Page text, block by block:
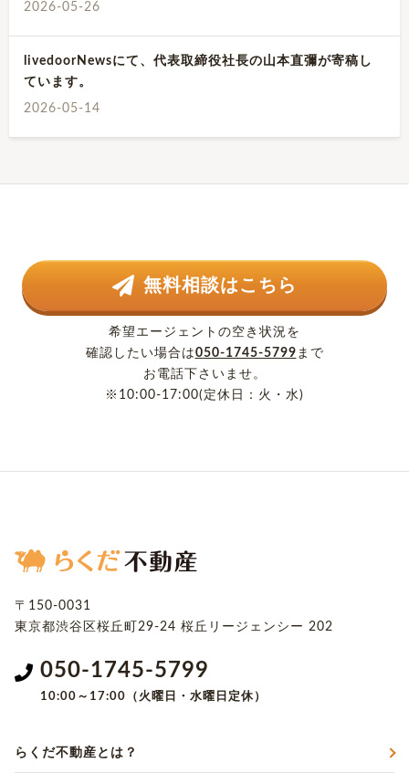
2026-05-26
livedoorNewsにて、代表取締役社長の山本直彌が寄稿し
ています。
2026-05-14
無料相談はこちら
希望エージェントの空き状況を
確認したい場合は050-1745-5799 まで
お電話下さいませ。
※10:00-17:00(定休日：火・水)
〒150-0031
東京都渋谷区桜丘町29-24 桜丘リージェンシー 202
050-1745-5799
10:00～17:00（火曜日・水曜日定休）
らくだ不動産とは？